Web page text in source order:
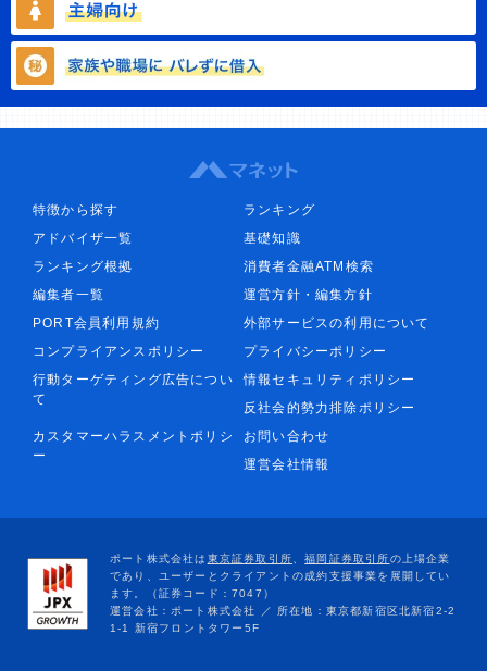
特徴から探す
ランキング
アドバイザ一覧
基礎知識
ランキング根拠
消費者金融ATM検索
編集者一覧
運営方針・編集方針
PORT会員利用規約
外部サービスの利用について
コンプライアンスポリシー
プライバシーポリシー
行動ターゲティング広告につい
て
情報セキュリティポリシー
反社会的勢力排除ポリシー
カスタマーハラスメントポリシ
ー
お問い合わせ
運営会社情報